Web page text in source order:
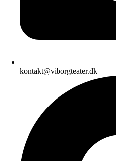
kontakt@viborgteater.dk